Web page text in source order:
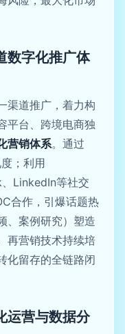
数字化推广体
渠道推广，着力构
平台、跨境电商独
营销体系。通过
；利用
LinkedIn等社交
合作，引爆话题热
、案例研究）塑造
再营销技术持续培
化留存的全链路闭
运营与数据分